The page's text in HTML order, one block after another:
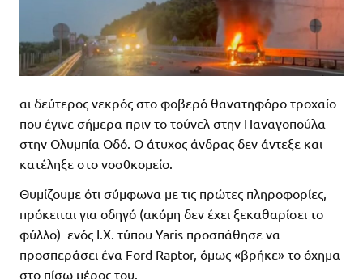
αι δεύτερος νεκρός στο φοβερό θανατηφόρο τροχαίο
που έγινε σήμερα πριν το τούνελ στην Παναγοπούλα
στην Ολυμπία Οδό. Ο άτυχος άνδρας δεν άντεξε και
κατέληξε στο νοσ0κομείο.
Θυμίζουμε ότι σύμφωνα με τις πρώτες πληροφορίες,
πρόκειται για οδηγό (ακόμη δεν έχει ξεκαθαρίσει το
φύλλο) ενός Ι.Χ. τύπου Yaris προσπάθησε να
προσπεράσει ένα Ford Raptor, όμως «βρήκε» το όχημα
στο πίσω μέρος του.